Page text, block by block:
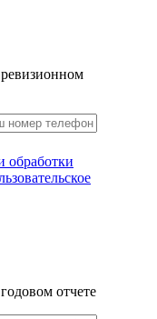
обработки
отчете